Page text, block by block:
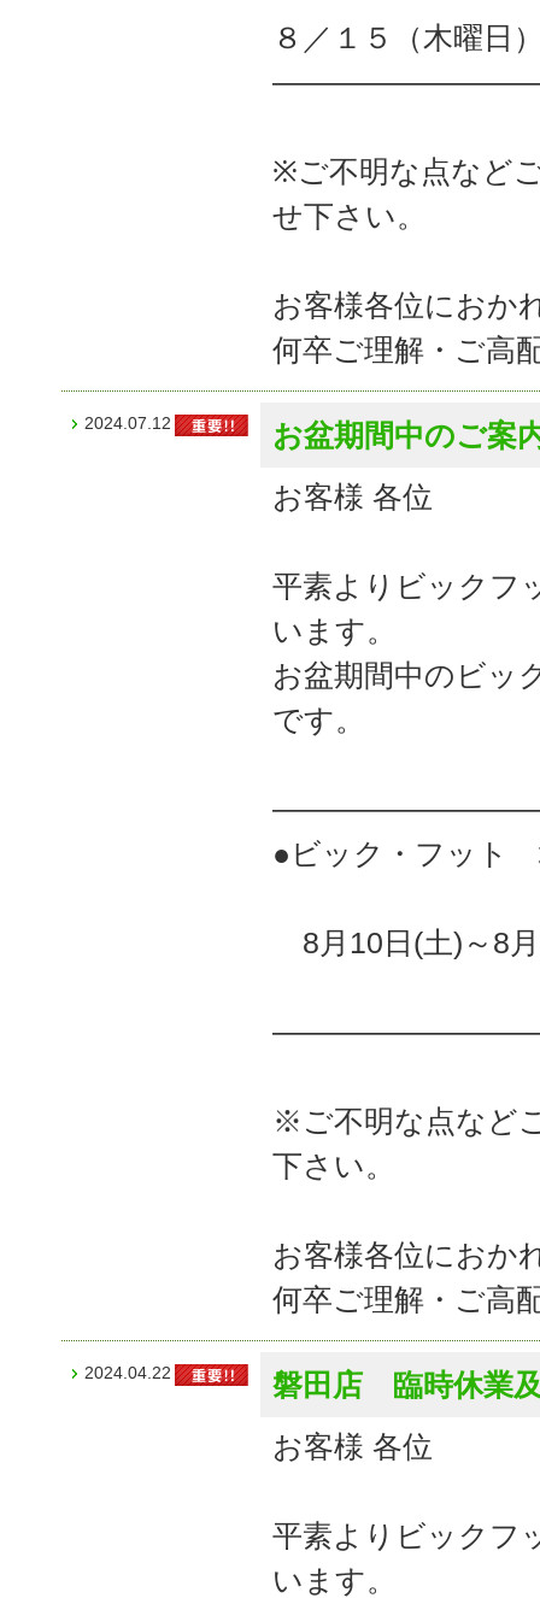
８／１５（木曜日
※ご不明な点など
せ下さい。
お客様各位におか
何卒ご理解・ご高
2024.07.12
お盆期間中のご案
お客様 各位
平素よりビックフ
います。
お盆期間中のビッ
です。
●ビック・フット
8月10日(土)～8
※ご不明な点など
下さい。
お客様各位におか
何卒ご理解・ご高
2024.04.22
磐田店 臨時休業
お客様 各位
平素よりビックフ
います。